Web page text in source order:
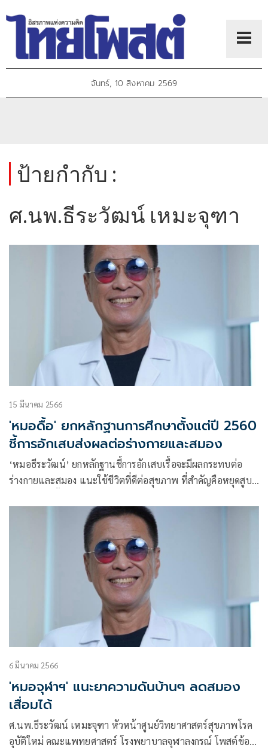
จันทร์, 10 สิงหาคม 2569
ป้ายกำกับ :
ศ.นพ.ธีระวัฒน์ เหมะจุฑา
15 มีนาคม 2566
'หมอดื้อ' ยกหลักฐานการศึกษาตั้งแต่ปี 2560
ชี้การอักเสบส่งผลต่อร่างกายและสมอง
‘หมอธีระวัฒน์’ ยกหลักฐานชี้การอักเสบเรื้อจะมีผลกระทบต่อ
ร่างกายและสมอง แนะใช้ชีวิตที่ดีต่อสุขภาพ ที่สำคัญคือหยุดสูบ
6 มีนาคม 2566
'หมอจุฬาฯ' แนะยาความดันบ้านๆ ลดสมอง
เสื่อมได้
ศ.นพ.ธีระวัฒน์ เหมะจุฑา หัวหน้าศูนย์วิทยาศาสตร์สุขภาพโรค
อุบัติใหม่ คณะแพทยศาสตร์ โรงพยาบาลจุฬาลงกรณ์ โพสต์ข้อ